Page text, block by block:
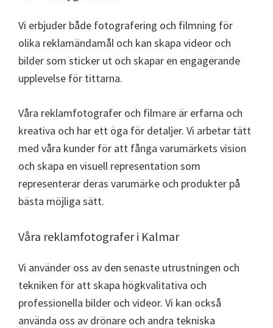
Vi erbjuder både fotografering och filmning för
olika reklamändamål och kan skapa videor och
bilder som sticker ut och skapar en engagerande
upplevelse för tittarna.
Våra reklamfotografer och filmare är erfarna och
kreativa och har ett öga för detaljer. Vi arbetar tätt
med våra kunder för att fånga varumärkets vision
och skapa en visuell representation som
representerar deras varumärke och produkter på
bästa möjliga sätt.
Våra reklamfotografer i Kalmar
Vi använder oss av den senaste utrustningen och
tekniken för att skapa högkvalitativa och
professionella bilder och videor. Vi kan också
använda oss av drönare och andra tekniska